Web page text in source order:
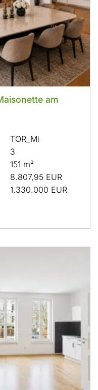
am
TOR_Mi
3
151 m²
8.807,95 EUR
1.330.000 EUR